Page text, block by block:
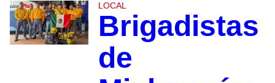
LOCAL
Brigadistas
de